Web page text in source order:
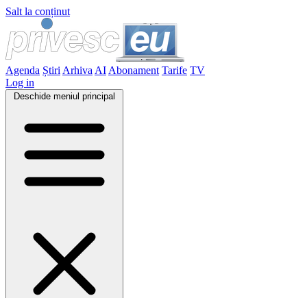
Salt la conținut
Agenda Știri Arhiva AI Abonament Tarife TV
Log in
Deschide meniul principal